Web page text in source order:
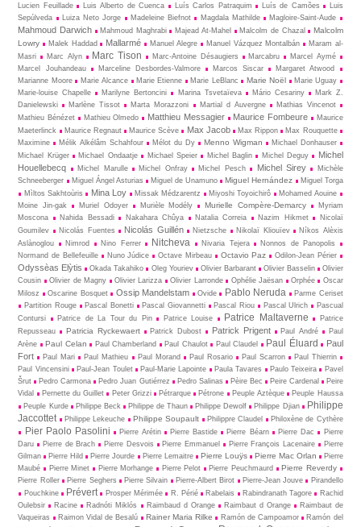
Lucien Feuillade
Luis Alberto de Cuenca Luís Carlos Patraquim Luís de Camões
Luis
Sepúlveda
Luiza Neto Jorge Madeleine Biefnot Magdala Mathilde Magloire-Saint-Aude
Mahmoud Darwich Mahmoud Maghrabi Majead At-Mahel Malcolm de Chazal
Malcolm
Lowry
Malek Haddad Mallarmé Manuel Alegre Manuel Vázquez Montalbán
Maram al-
Masri
Marc Alyn Marc Tison Marc-Antoine Désaugiers Marcabru
Marcel Aymé
Marcel Jouhandeau
Marceline Desbordes-Valmore Marcos Siscar
Margaret Atwood
Marianne Moore
Marie Alcance Marie Etienne Marie LeBlanc Marie Noël
Marie Uguay
Marie-louise Chapelle
Marilyne Bertoncini Marina Tsvetaïeva Mário Cesariny
Mark Z.
Danielewski
Marlène Tissot Marta Morazzoni Martial d Auvergne
Mathias Vincenot
Mathieu Bénézet
Mathieu Olmedo Matthieu Messagier Maurice Fombeure
Maurice
Maeterlinck
Maurice Regnaut Maurice Scève Max Jacob Max Rippon
Max Rouquette
Maximine
Mélik Alkélâm Schahfour Mélot du Dy Menno Wigman
Michael Donhauser
Michael Krüger
Michael Ondaatje Michael Speier Michel Baglin Michel Deguy
Michel
Houellebecq
Michel Marulle Michel Onfray Michel Pesch Michel Sirey
Michèle
Schneeberger
Miguel Ángel Asturias Miguel de Unamuno Miguel Hernández
Miguel Torga
Mìltos Sakhtoùris
Mina Loy Missak Médzarentz Miyoshi Toyoichirô
Mohamed Aouine
Moine Jin-gak
Muriel Odoyer Murièle Modély Murielle Compère-Demarcy
Myriam
Moscona
Nahida Bessadi Nakahara Chûya Natalia Correia Nazim Hikmet
Nicolaï
Goumilev
Nicolás Fuentes Nicolás Guillén Nietz­sche Nikolaï Kliouïev
Níkos Alèxis
Aslànoglou
Nimrod Nino Ferrer Nitcheva Nivaria Tejera
Nonnos de Panopolis
Normand de Bellefeuille
Nuno Júdice Octave Mirbeau Octavio Paz Odilon-Jean Périer
Odyssèas Elỳtis Okada Takahiko Oleg Youriev Olivier Barbarant Olivier Basselin
Olivier
Cousin
Olivier de Magny Olivier Larizza Olivier Larronde Ophélie Jaësan Orphée
Oscar
Milosz
Oscarine Bosquet Ossip Mandelstam Ovide Pablo Neruda
Parme Ceriset
Partition Rouge
Pascal Bonetti Pascal Giovannetti Pascal Riou Pascal Ulrich
Pascual
Contursi
Patrice de La Tour du Pin Patrice Louise Patrice Maltaverne
Patrice
Repusseau
Patricia Ryckewaert Patrick Dubost Patrick Prigent Paul André
Paul
Arène
Paul Celan Paul Chamberland Paul Chaulot Paul Claudel Paul Éluard
Paul
Fort
Paul Mari Paul Mathieu Paul Morand Paul Rosario Paul Scarron
Paul Thierrin
Paul Vincensini
Paul-Jean Toulet Paul-Marie Lapointe Paula Tavares Paulo Teixeira
Pavel
Šrut
Pedro Carmona Pedro Juan Gutiérrez Pedro Salinas Pèire Bec Peire Cardenal
Peire
Vidal
Pernette du Guillet Peter Grizzi Pétrarque Pétrone Peuple Aztèque
Peuple Haussa
Peuple Kurde
Philippe Beck Philippe de Thaun Philippe Dewolf Philippe Djian
Philippe
Jaccottet
Philippe Lekeuche Philippe Soupault Philippre Claudel Philoxène de Cythère
Pier Paolo Pasolini Pierre Arétin Pierre Bastide Pierre Béarn Pierre Dac
Pierre
Daru
Pierre de Brach Pierre Desvois Pierre Emmanuel Pierre François Lacenaire
Pierre
Gilman
Pierre Hild Pierre Jourde Pierre Lemaitre Pierre Louÿs Pierre Mac Orlan
Pierre
Maubé
Pierre Minet Pierre Morhange Pierre Pelot Pierre Peuchmaurd Pierre Reverdy
Pierre Roller Pierre Seghers Pierre Silvain Pierre-Albert Birot Pierre-Jean Jouve
Pirandello
Pouchkine
Prévert Prosper Mérimée R. Périé Rabelais Rabindranath Tagore
Rachid
Oulebsir
Racine Radnóti Miklós Raimbaud d Orange Raimbaut d Orange
Raimbaut de
Vaqueiras
Raimon Vidal de Besalú Rainer Maria Rilke Ramón de Campoamor
Ramón del